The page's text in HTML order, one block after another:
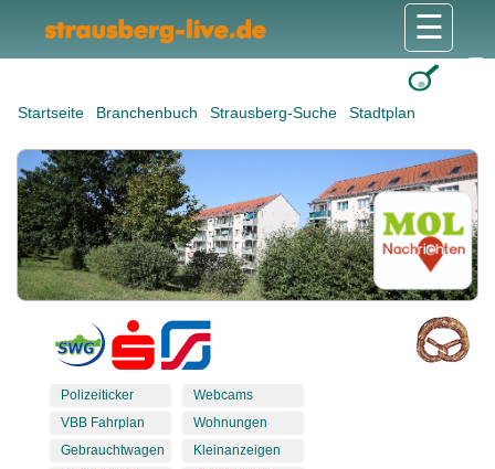
Startseite Branchenbuch Strausberg-Suche Stadtplan
☰
Polizeiticker
VBB Fahrplan
Gebrauchtwagen
Webcams
Wohnungen
Kleinanzeigen